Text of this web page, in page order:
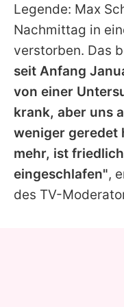
Legende: Max
Nachmittag in
verstorben. Das
seit Anfang
von einer
krank, aber uns
weniger geredet
mehr, ist
eingeschlafen",
des TV-